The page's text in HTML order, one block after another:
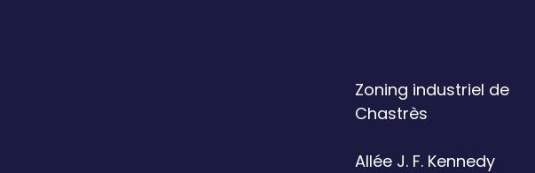
Zoning industriel de
Chastrès
Allée J. F. Kennedy